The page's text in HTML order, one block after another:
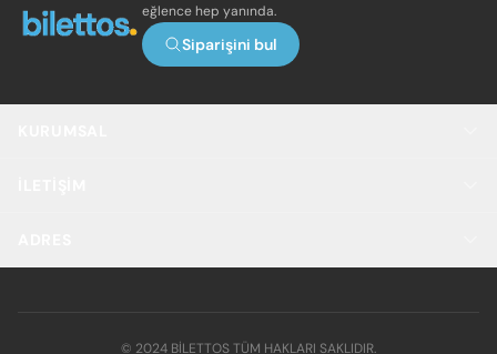
eğlence hep yanında.
Siparişini bul
© 2024 BİLETTOS TÜM HAKLARI SAKLIDIR.